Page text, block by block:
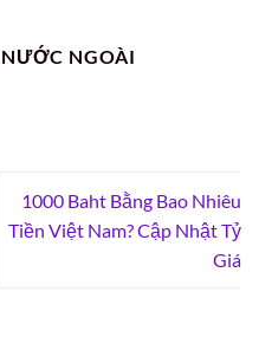
NGOÀI
1000 Baht Bằng Bao Nhiêu
Tiền Việt Nam? Cập Nhật Tỷ
Giá